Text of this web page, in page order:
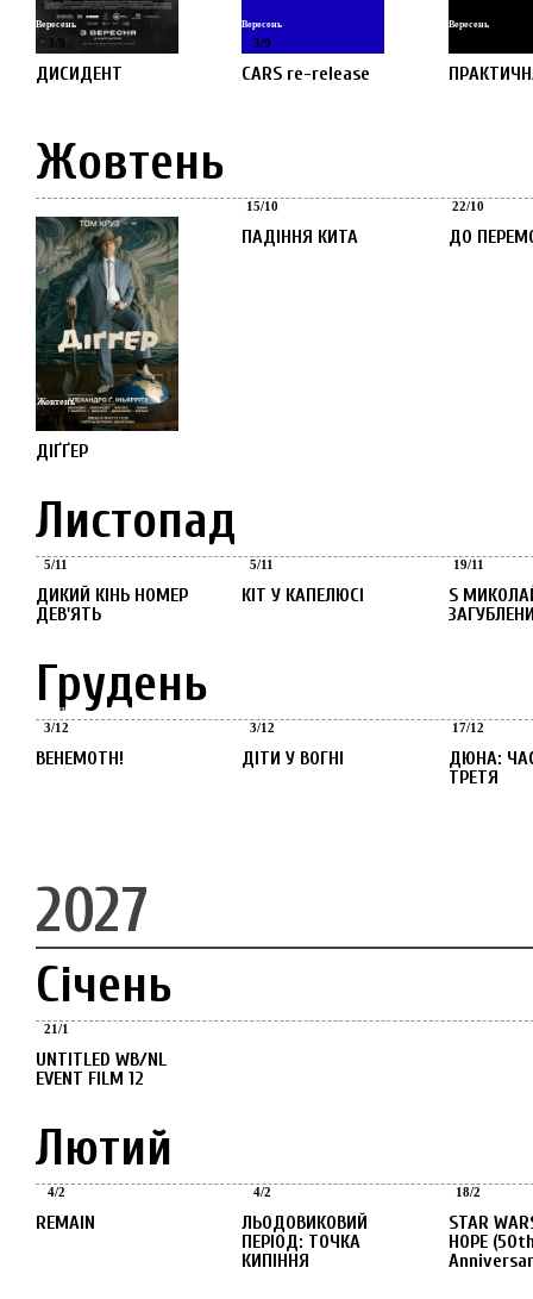
Вересень
3 9
ДИСИДЕНТ
Вересень
3/9
CARS re-release
Вересень
Жовтень
Жовтень
10
ДІҐҐЕР
15/10
ПАДІННЯ КИТА
22/10
ДО
Листопад
5/11
ДИКИЙ КІНЬ НОМЕР
ДЕВ'ЯТЬ
5/11
КІТ У КАПЕЛЮСІ
19/11
S МИКОЛАЙ ТА
Грудень
Грудень
3/12
BEHEMOTH!
3/12
ДІТИ У ВОГНІ
17/12
ДЮНА: ЧАСТИНА
ТРЕТЯ
2027
Січень
21/1
UNTITLED WB/NL
EVENT FILM 12
Лютий
4/2
REMAIN
4/2
ЛЬОДОВИКОВИЙ
ПЕРІОД: ТОЧКА
КИПІННЯ
18/2
STAR WARS: A NEW
HOPE